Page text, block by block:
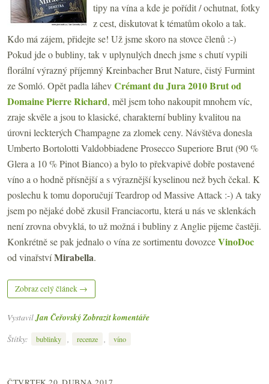
tipy na vína a kde je pořídit / ochutnat, fotky
z cest, diskutovat k tématům okolo a tak.
Kdo má zájem, přidejte se! Už jsme skoro na stovce členů :-)
Pokud jde o bubliny, tak v uplynulých dnech jsme s chutí vypili
florální výrazný příjemný Kreinbacher Brut Nature, čistý Furmint
ze Somló. Opět padla láhevCrémant du Jura 2010 Brut od
Domaine Pierre Richard, měl jsem toho nakoupit mnohem víc,
zraje skvěle a jsou to klasické, charakterní bubliny kvalitou na
úrovni leckterých Champagne za zlomek ceny. Návštěva donesla
Umberto Bortolotti Valdobbiadene Prosecco Superiore Brut (90 %
Glera a 10 % Pinot Bianco) a bylo to překvapivě dobře postavené
víno a o hodně přísnější a s výraznější kyselinou než bych čekal. K
poslechu k tomu doporučují Teardrop od Massive Attack :-) A taky
jsem po nějaké době zkusil Franciacortu, která u nás ve sklenkách
není zrovna obvyklá, to už možná i bubliny z Anglie pijeme častěji.
Konkrétně se pak jednalo o vína ze sortimentu dovozceVinoDoc
od vinařstvíMirabella.
Zobraz celý článek →
Vystavil Jan ČeřovskýZobrazit komentáře
Štítky:
bublinky , recenze , víno